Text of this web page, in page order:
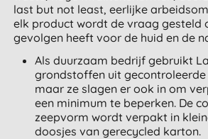
last but not least, eerlijke
elk product wordt de vraag gesteld
gevolgen heeft voor de huid en de
Als duurzaam bedrijf gebruikt
grondstoffen uit
maar ze slagen er ook in om
een minimum te beperken. De
zeepvorm wordt verpakt in
doosjes van gerecycled karton.